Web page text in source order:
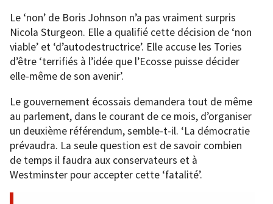
Le ‘non’ de Boris Johnson n’a pas vraiment surpris
Nicola Sturgeon. Elle a qualifié cette décision de ‘non
viable’ et ‘d’autodestructrice’. Elle accuse les Tories
d’être ‘terrifiés à l’idée que l’Ecosse puisse décider
elle-même de son avenir’.
Le gouvernement écossais demandera tout de même
au parlement, dans le courant de ce mois, d’organiser
un deuxième référendum, semble-t-il. ‘La démocratie
prévaudra. La seule question est de savoir combien
de temps il faudra aux conservateurs et à
Westminster pour accepter cette ‘fatalité’.